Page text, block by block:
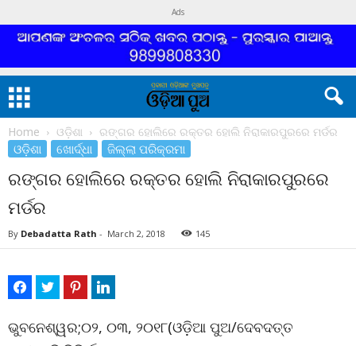
Ads
Home ଓଡ଼ିଶା ରଙ୍ଗର ହୋଲିରେ ରକ୍ତର ହୋଲି ନିରାକାରପୁରରେ ମର୍ଡର
ଓଡ଼ିଶା ଖୋର୍ଦ୍ଧା ଜିଲ୍ଲା ପରିକ୍ରମା
ରଙ୍ଗର ହୋଲିରେ ରକ୍ତର ହୋଲି ନିରାକାରପୁରରେ
ମର୍ଡର
By Debadatta Rath - March 2, 2018 145
ଭୁବନେଶ୍ୱର;୦୨, ୦୩, ୨୦୧୮(ଓଡ଼ିଆ ପୁଅ/ଦେବଦତ୍ତ